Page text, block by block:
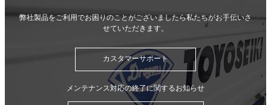
弊社製品をご利用でお困りのことがございましたら私たちがお手伝いさ
せていただきます。
カスタマーサポート
メンテナンス対応の終了に関するお知らせ